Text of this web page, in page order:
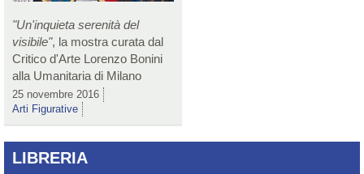
"Un'inquieta serenità del
visibile", la mostra curata dal
Critico d'Arte Lorenzo Bonini
alla Umanitaria di Milano
25 novembre 2016
Arti Figurative
LIBRERIA